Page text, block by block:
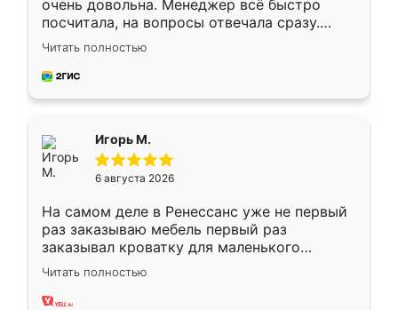
очень довольна. Менеджер всё быстро
посчитала, на вопросы отвечала сразу.
Замерщик приехал в субботу, подошёл к
делу со всей ответственностью. Собрали
за день, ребята работали аккуратно, даже
Читать полностью
Игорь М.
6 августа 2026
На самом деле в Ренессанс уже не первый
раз заказываю мебель первый раз
заказывал кроватку для маленького
ребёнка при его рождении ,во второй раз
заказал шкаф-купе. По качеству очень
хорошее сборка достаточно быстрая,
Читать полностью